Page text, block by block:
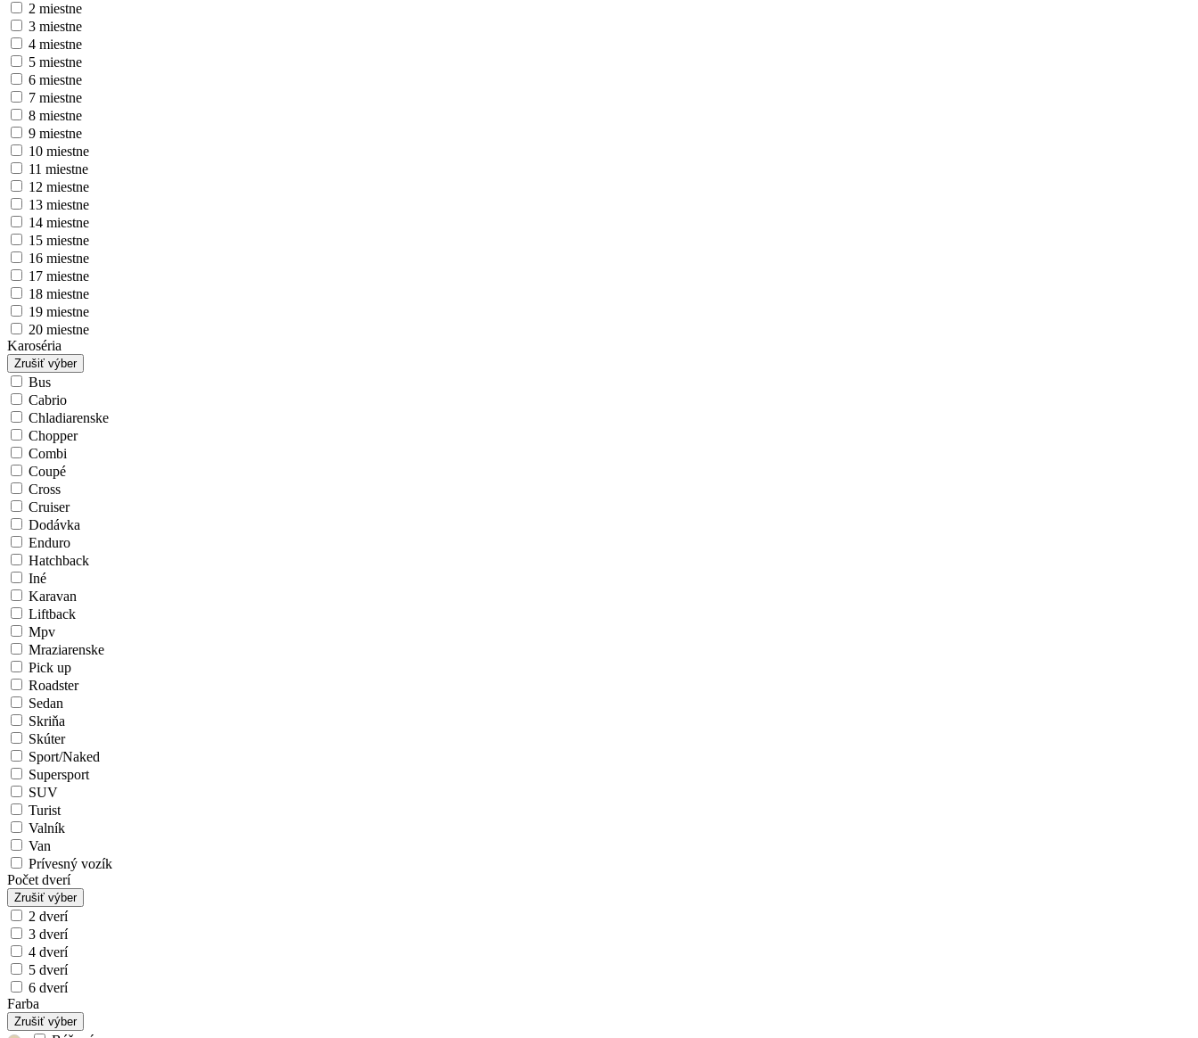
2 miestne
3 miestne
4 miestne
5 miestne
6 miestne
7 miestne
8 miestne
9 miestne
10 miestne
11 miestne
12 miestne
13 miestne
14 miestne
15 miestne
16 miestne
17 miestne
18 miestne
19 miestne
20 miestne
Karoséria
Zrušiť výber
Bus
Cabrio
Chladiarenske
Chopper
Combi
Coupé
Cross
Cruiser
Dodávka
Enduro
Hatchback
Iné
Karavan
Liftback
Mpv
Mraziarenske
Pick up
Roadster
Sedan
Skriňa
Skúter
Sport/Naked
Supersport
SUV
Turist
Valník
Van
Prívesný vozík
Počet dverí
Zrušiť výber
2 dverí
3 dverí
4 dverí
5 dverí
6 dverí
Farba
Zrušiť výber